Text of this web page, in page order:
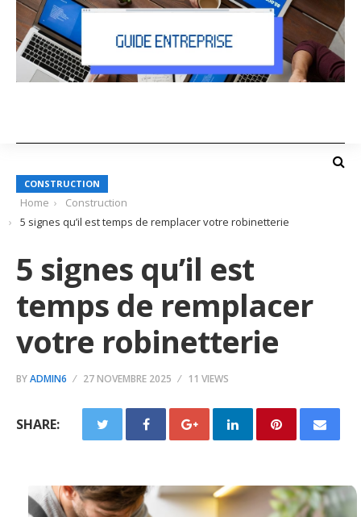
CONSTRUCTION
Home
Construction
5 signes qu’il est temps de remplacer votre robinetterie
5 signes qu’il est
temps de remplacer
votre robinetterie
BYADMIN6 27 NOVEMBRE 2025 11 VIEWS
SHARE: